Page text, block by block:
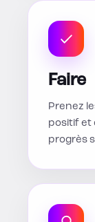
Faire
Prenez
positif et
progrès